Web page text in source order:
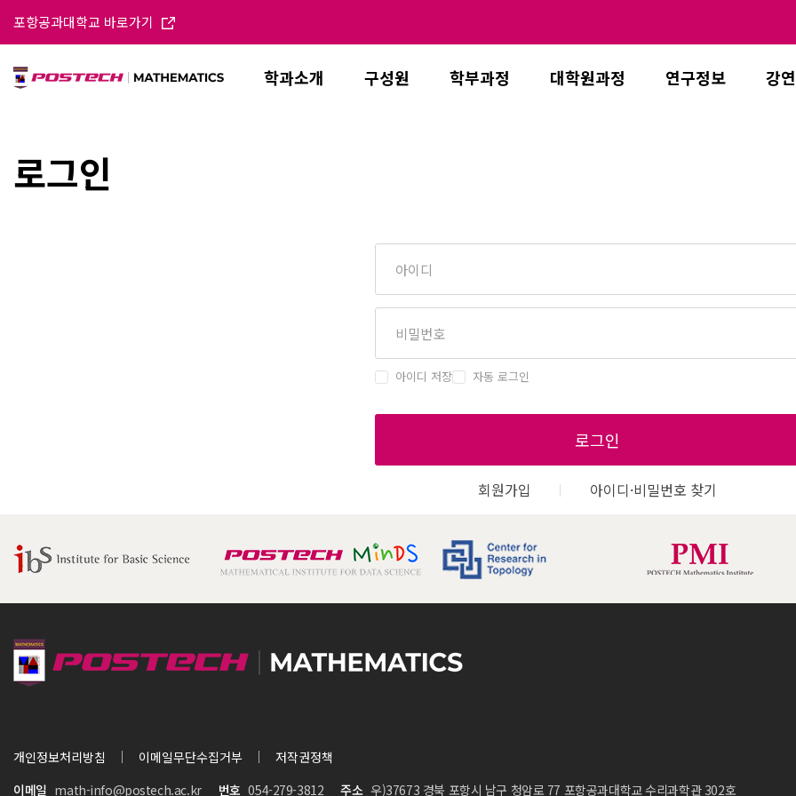
포항공과대학교 바로가기
학과소개 구성원 학부과정 대학원과정 연구정보 강
로그인
아이디 저장 자동 로그인
로그인
회원가입 아이디·비밀번호 찾기
개인정보처리방침 이메일무단수집거부
저작권정책
이메일 math-info@postech.ac.kr 번호 054-279-3812 주소 우)37673 경북 포항시 남구 청암로 77 포항공과대학교 수리과학관 302호